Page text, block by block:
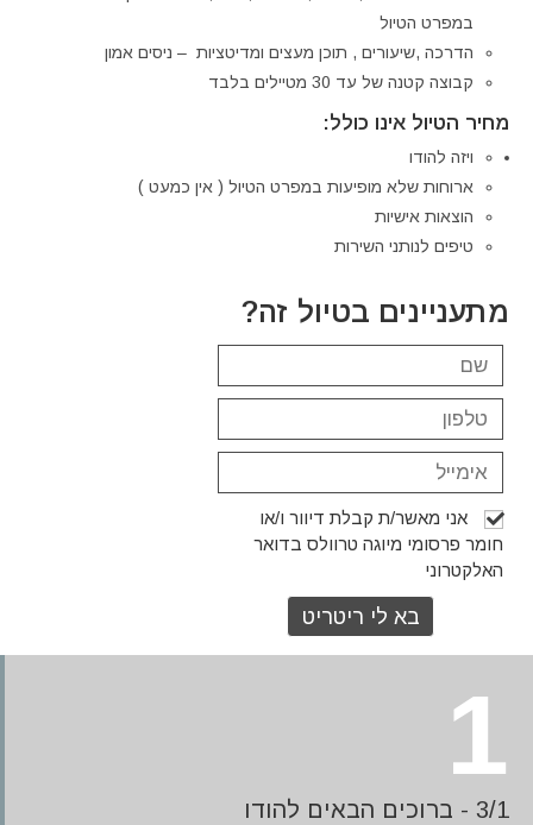
במפרט הטיול
הדרכה ,שיעורים , תוכן מעצים ומדיטציות – ניסים אמון
קבוצה קטנה של עד 30 מטיילים בלבד
מחיר הטיול אינו כולל:
ויזה להודו
ארוחות שלא מופיעות במפרט הטיול ( אין כמעט )
הוצאות אישיות
טיפים לנותני השירות
מתעניינים בטיול זה?
אני מאשר/ת קבלת דיוור ו/או
חומר פרסומי מיוגה טרוולס בדואר
האלקטרוני
1
3/1 - ברוכים הבאים להודו